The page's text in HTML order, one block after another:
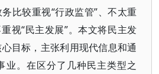
比较重视“行政监管”、不太重
视“民主发展”。本文将民主发
目标，主张利用现代信息和通
业。在区分了几种民主类型之